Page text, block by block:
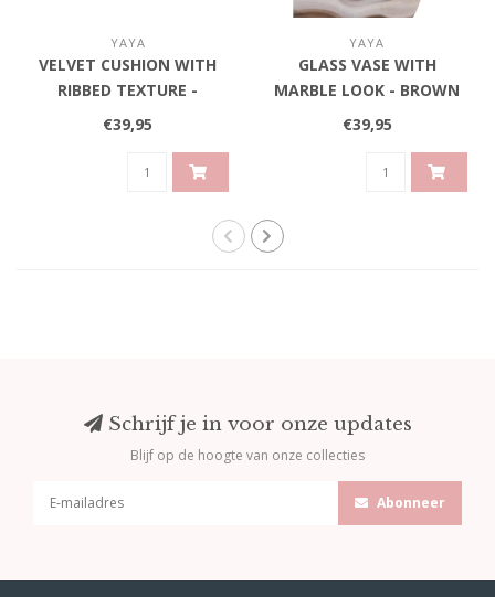
YAYA
VELVET CUSHION WITH
RIBBED TEXTURE -
BROWN
€39,95
YAYA
GLASS VASE WITH
MARBLE LOOK - BROWN
€39,95
Schrijf je in voor onze updates
Blijf op de hoogte van onze collecties
Abonneer